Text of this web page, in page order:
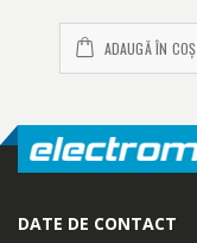
ADAUGĂ ÎN COȘ
DATE DE CONTACT